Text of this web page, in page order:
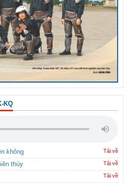
KQ
không Tải về
thùy Tải về
Tải về